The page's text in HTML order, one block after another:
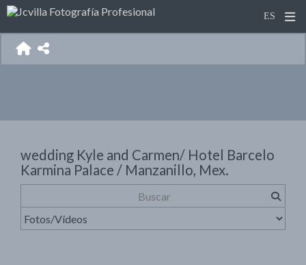
wedding Kyle and Carmen/ Hotel Barcelo
Karmina Palace / Manzanillo, Mex.